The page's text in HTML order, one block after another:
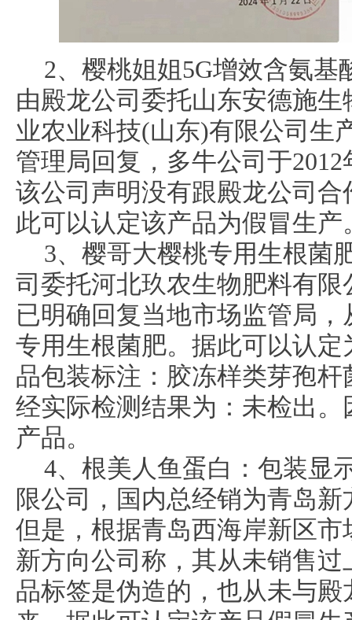
2、樱桃姐姐5G增效含氨
由殿龙公司委托山东安德施
业农业科技(山东)有限公司生
管理局回复，多牛公司于
该公司声明没有跟殿龙公司
此可以认定该产品为假冒生产
3、樱哥大樱桃专用生根菌
司委托河北玖农生物肥料有
已明确回复当地市场监管局
专用生根菌肥。据此可以认
品包装标注：胶冻样类芽孢
经实际检测结果为：未检出
产品。
4、根美人鱼蛋白：包装显
限公司，国内总经销为青岛
但是，根据青岛西海岸新区
新方向公司称，其从未销售
品标签是伪造的，也从未与